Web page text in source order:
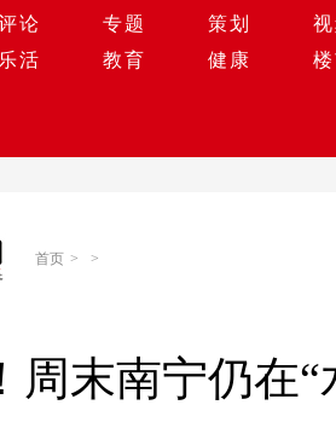
论 专题 策划
乐活 教育 健康
首页 > >
周末南宁仍在“